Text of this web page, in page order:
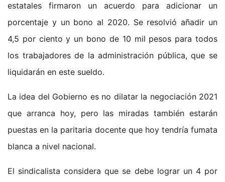
estatales firmaron un acuerdo para adicionar un
porcentaje y un bono al 2020. Se resolvió añadir un
4,5 por ciento y un bono de 10 mil pesos para todos
los trabajadores de la administración pública, que se
liquidarán en este sueldo.
La idea del Gobierno es no dilatar la negociación 2021
que arranca hoy, pero las miradas también estarán
puestas en la paritaria docente que hoy tendría fumata
blanca a nivel nacional.
El sindicalista considera que se debe lograr un 4 por